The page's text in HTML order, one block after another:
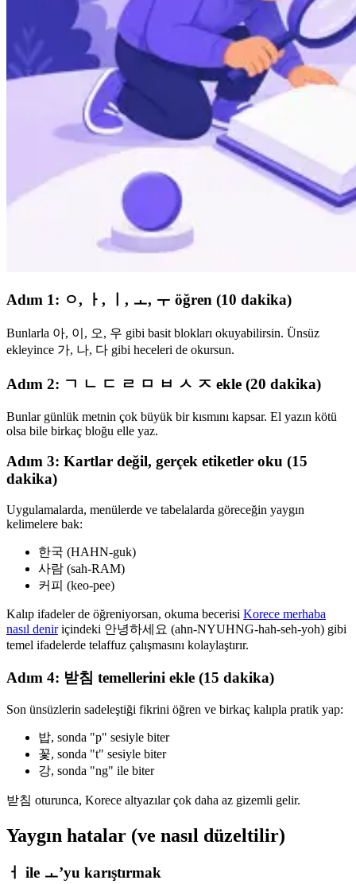
Adım 1: ㅇ, ㅏ, ㅣ, ㅗ, ㅜ öğren (10 dakika)
Bunlarla 아, 이, 오, 우 gibi basit blokları okuyabilirsin. Ünsüz
ekleyince 가, 나, 다 gibi heceleri de okursun.
Adım 2: ㄱ ㄴ ㄷ ㄹ ㅁ ㅂ ㅅ ㅈ ekle (20 dakika)
Bunlar günlük metnin çok büyük bir kısmını kapsar. El yazın kötü
olsa bile birkaç bloğu elle yaz.
Adım 3: Kartlar değil, gerçek etiketler oku (15
dakika)
Uygulamalarda, menülerde ve tabelalarda göreceğin yaygın
kelimelere bak:
한국 (HAHN-guk)
사람 (sah-RAM)
커피 (keo-pee)
Kalıp ifadeler de öğreniyorsan, okuma becerisi Korece merhaba
nasıl deniriçindeki 안녕하세요 (ahn-NYUHNG-hah-seh-yoh) gibi
temel ifadelerde telaffuz çalışmasını kolaylaştırır.
Adım 4: 받침 temellerini ekle (15 dakika)
Son ünsüzlerin sadeleştiği fikrini öğren ve birkaç kalıpla pratik yap:
밥, sonda "p" sesiyle biter
꽃, sonda "t" sesiyle biter
강, sonda "ng" ile biter
받침 oturunca, Korece altyazılar çok daha az gizemli gelir.
Yaygın hatalar (ve nasıl düzeltilir)
ㅓ ile ㅗ’yu karıştırmak